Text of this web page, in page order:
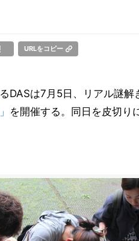
URLをコピー
DASは7月5日、リアル謎解
を開催する。同日を皮切り